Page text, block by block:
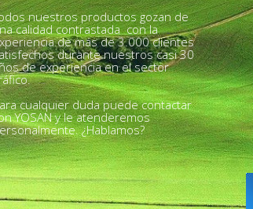
nuestros productos gozan de
calidad contrastada con la
de más de 3.000 clientes
durante nuestros casi 30
de experiencia en el sector
cualquier duda puede contactar
YOSAN y le atenderemos
¿Hablamos?